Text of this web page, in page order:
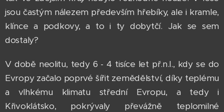
jsou častým nálezem především hřebíky, ale i kramle,
klínce a podkovy, a to i ty dobytčí. Jak se sem
dostaly?
V době neolitu, tedy 6 - 4 tisíce let př.n.l., kdy se do
Evropy začalo poprvé šířit zemědělství, díky teplému
a vlhkému klimatu střední Evropu, a tedy i
Křivoklátsko, pokrývaly převážně teplomilné